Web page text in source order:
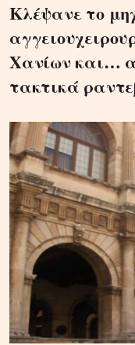
Κλέψανε το
Χανίων και…
τακτικά